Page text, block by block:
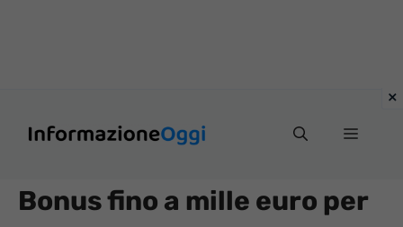
Menu
Bonus fino a mille euro per